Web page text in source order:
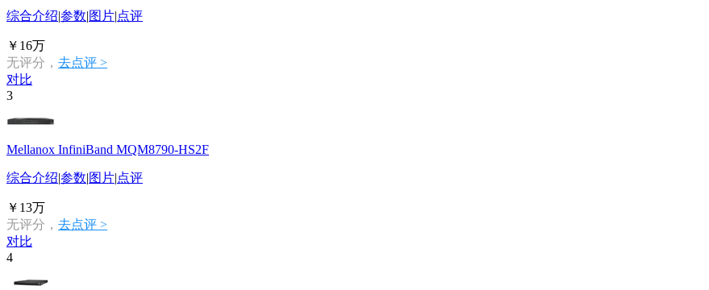
综合介绍|参数|图片|点评
￥16万
无评分， 去点评 >
对比
3
Mellanox InfiniBand MQM8790-HS2F
综合介绍|参数|图片|点评
￥13万
无评分， 去点评 >
对比
4